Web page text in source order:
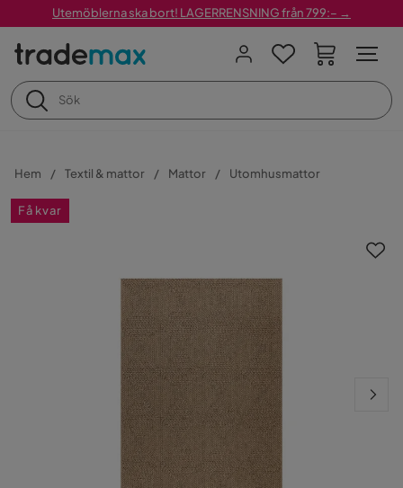
Utemöblerna ska bort! LAGERRENSNING från 799:– →
Hem Textil & mattor Mattor Utomhusmattor
Få kvar